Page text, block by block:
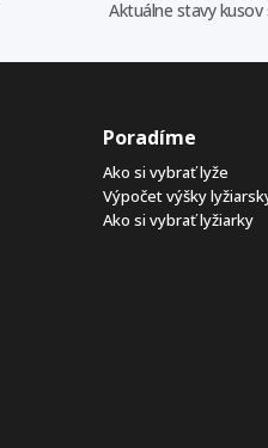
Aktuálne stavy kusov
Poradíme
Ako si vybrať lyže
Výpočet výšky
Ako si vybrať lyžiarky